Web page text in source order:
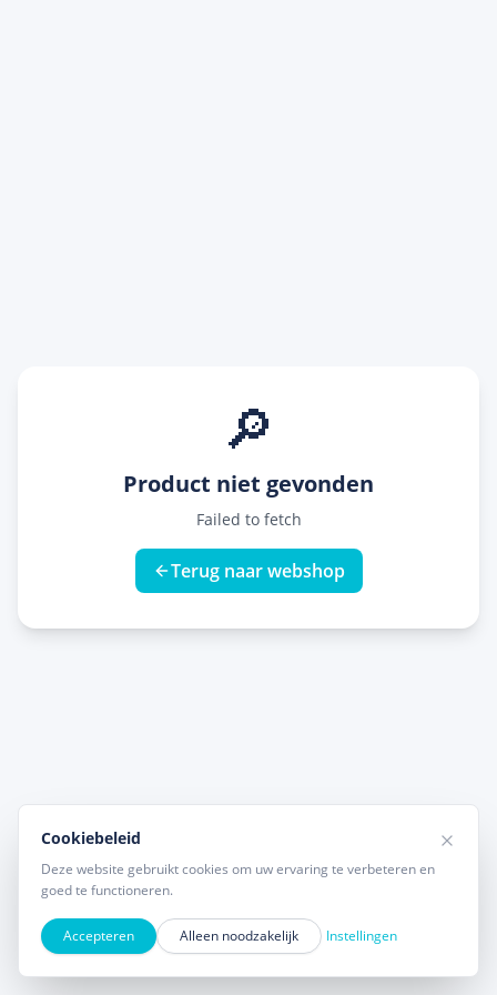
🔎
Product niet gevonden
Failed to fetch
Terug naar webshop
Cookiebeleid
Deze website gebruikt cookies om uw ervaring te verbeteren en
goed te functioneren.
Accepteren Alleen noodzakelijk Instellingen